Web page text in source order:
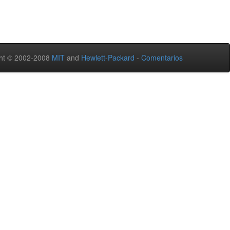
© 2002-2008 MIT and Hewlett-Packard - Comentarios